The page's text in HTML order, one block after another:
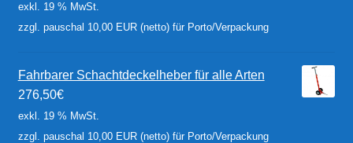
exkl. 19 % MwSt.
zzgl. pauschal 10,00 EUR (netto) für Porto/Verpackung
Fahrbarer Schachtdeckelheber für alle Arten
276,50€
exkl. 19 % MwSt.
zzgl. pauschal 10,00 EUR (netto) für Porto/Verpackung